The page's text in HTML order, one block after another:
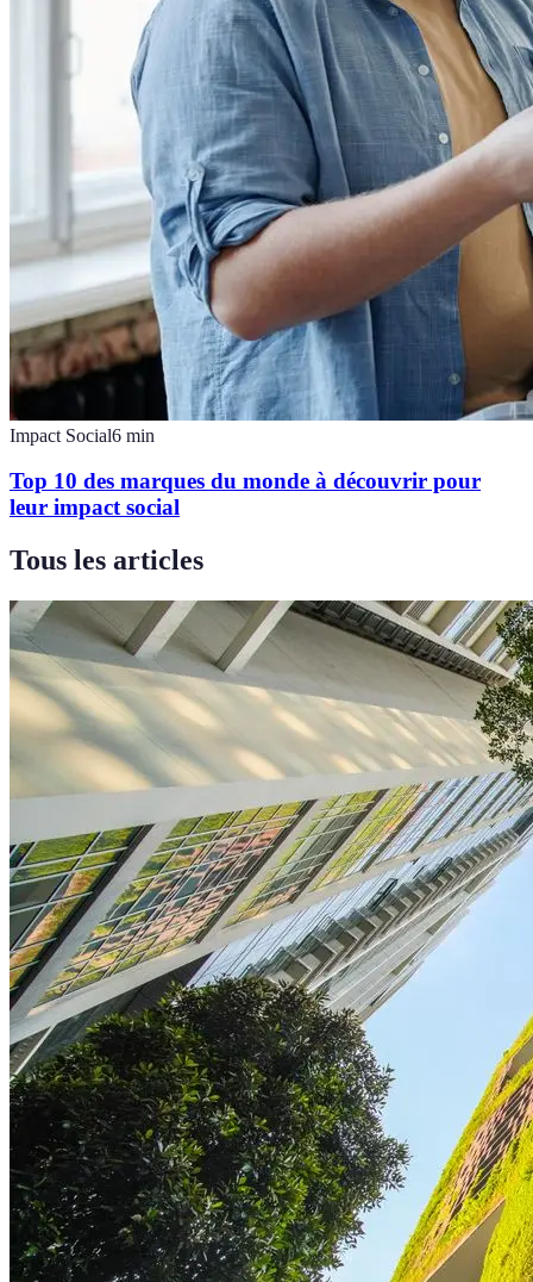
Impact Social6 min
Top 10 des marques du monde à découvrir pour
leur impact social
Tous les articles